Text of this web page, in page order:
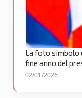
La foto simbolo
fine anno del
02/01/2026